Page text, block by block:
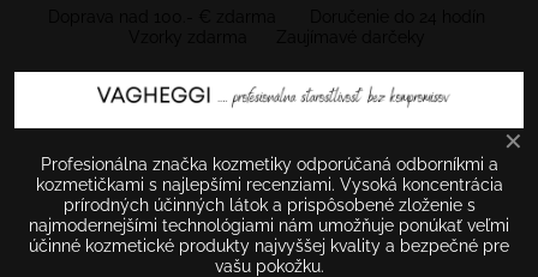
✕
Profesionálna značka kozmetiky odporúčaná odborníkmi a
kozmetičkami s najlepšími recenziami. Vysoká koncentrácia
prírodných účinných látok a prispôsobené zloženie s
najmodernejšími technológiami nám umožňuje ponúkať veľmi
účinné kozmetické produkty najvyššej kvality a bezpečné pre
vašu pokožku.